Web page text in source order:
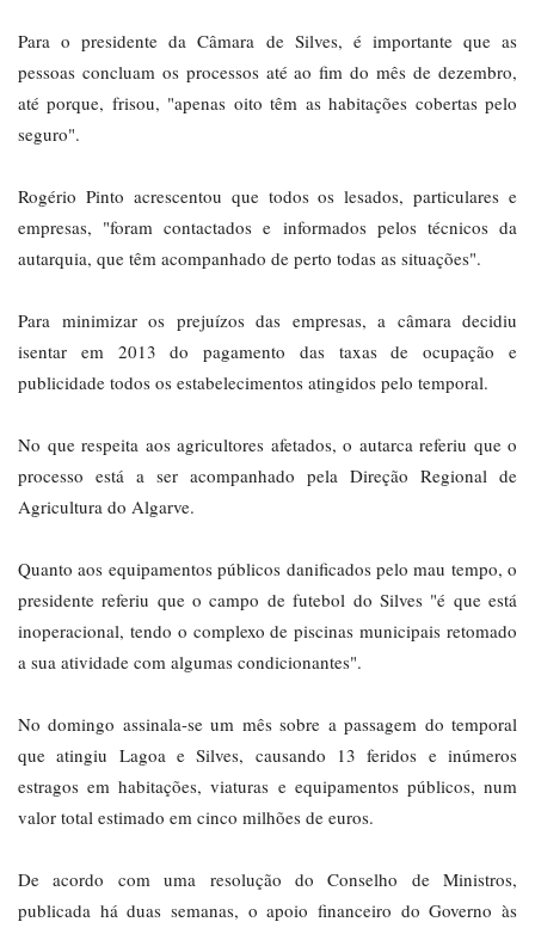
Para o presidente da Câmara de Silves, é importante que as
pessoas concluam os processos até ao fim do mês de dezembro,
até porque, frisou, "apenas oito têm as habitações cobertas pelo
seguro".
Rogério Pinto acrescentou que todos os lesados, particulares e
empresas, "foram contactados e informados pelos técnicos da
autarquia, que têm acompanhado de perto todas as situações".
Para minimizar os prejuízos das empresas, a câmara decidiu
isentar em 2013 do pagamento das taxas de ocupação e
publicidade todos os estabelecimentos atingidos pelo temporal.
No que respeita aos agricultores afetados, o autarca referiu que o
processo está a ser acompanhado pela Direção Regional de
Agricultura do Algarve.
Quanto aos equipamentos públicos danificados pelo mau tempo, o
presidente referiu que o campo de futebol do Silves "é que está
inoperacional, tendo o complexo de piscinas municipais retomado
a sua atividade com algumas condicionantes".
No domingo assinala-se um mês sobre a passagem do temporal
que atingiu Lagoa e Silves, causando 13 feridos e inúmeros
estragos em habitações, viaturas e equipamentos públicos, num
valor total estimado em cinco milhões de euros.
De acordo com uma resolução do Conselho de Ministros,
publicada há duas semanas, o apoio financeiro do Governo às